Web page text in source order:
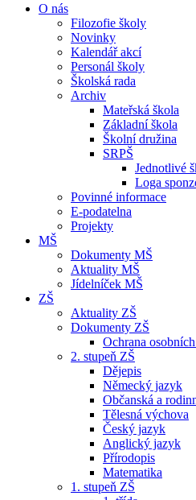
O nás
Filozofie školy
Novinky
Kalendář akcí
Personál školy
Školská rada
Archiv
Mateřská škola
Základní škola
Školní družina
SRPŠ
Jednotlivé
Loga
Povinné informace
E-podatelna
Projekty
MŠ
Dokumenty MŠ
Aktuality MŠ
Jídelníček MŠ
ZŠ
Aktuality ZŠ
Dokumenty ZŠ
Ochrana
2. stupeň ZŠ
Dějepis
Německý jazyk
Občanská a
Tělesná výchova
Český jazyk
Anglický jazyk
Přírodopis
Matematika
1. stupeň ZŠ